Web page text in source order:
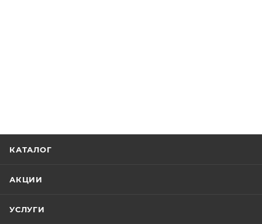
КАТАЛОГ
АКЦИИ
УСЛУГИ